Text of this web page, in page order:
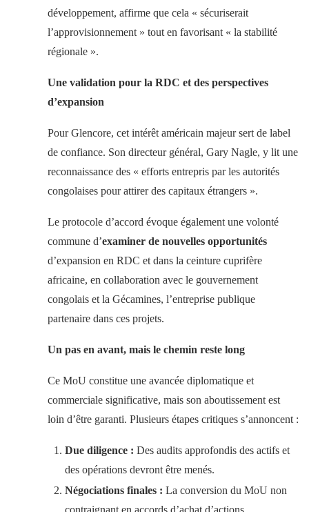
développement, affirme que cela « sécuriserait
l’approvisionnement » tout en favorisant « la stabilité
régionale ».
Une validation pour la RDC et des perspectives
d’expansion
Pour Glencore, cet intérêt américain majeur sert de label
de confiance. Son directeur général, Gary Nagle, y lit une
reconnaissance des « efforts entrepris par les autorités
congolaises pour attirer des capitaux étrangers ».
Le protocole d’accord évoque également une volonté
commune d’examiner de nouvelles opportunités
d’expansion en RDC et dans la ceinture cuprifère
africaine, en collaboration avec le gouvernement
congolais et la Gécamines, l’entreprise publique
partenaire dans ces projets.
Un pas en avant, mais le chemin reste long
Ce MoU constitue une avancée diplomatique et
commerciale significative, mais son aboutissement est
loin d’être garanti. Plusieurs étapes critiques s’annoncent :
Due diligence : Des audits approfondis des actifs et
des opérations devront être menés.
Négociations finales : La conversion du MoU non
contraignant en accords d’achat d’actions